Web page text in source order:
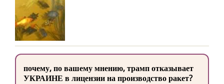
почему, по вашему мнению, трамп отказывает
УКРАИНЕ в лицензии на производство ракет?